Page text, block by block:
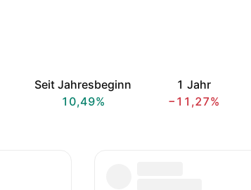
Seit Jahresbeginn
10,49%
1 Jahr
−11,27%